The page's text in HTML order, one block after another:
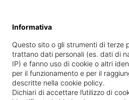
Specializzata in
benessere
Vedi le informazioni di
Informativa
Questo sito o gli strumenti di terze
trattano dati personali (es. dati di
IP) e fanno uso di cookie o altri
per il funzionamento e per il
descritte nella cookie policy.
Dichiari di accettare l’utilizzo di